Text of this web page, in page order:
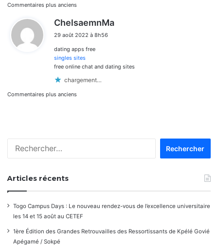
Navigation
dans
les
commentaires
Commentaires plus anciens
ChelsaemnMa
29 août 2022 à 8h56
dating apps free
singles sites
free online chat and dating sites
chargement…
Navigation
commentaires
Commentaires plus anciens
Articles récents
Togo Campus Days : Le nouveau rendez-vous de l’excellence universitaire
les 14 et 15 août au CETEF
1ère Édition des Grandes Retrouvailles des Ressortissants de Kpélé Govié
Apégamé / Sokpé